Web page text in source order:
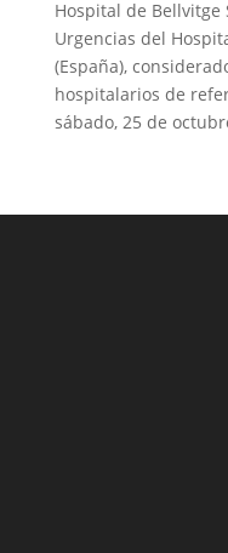
Hospital de
Urgencias del
(España),
hospitalarios de
sábado, 25 de